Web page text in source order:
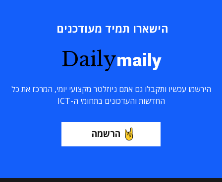
הישארו תמיד מעודכנים
Dailymaily
הירשמו עכשיו ותקבלו גם אתם ניוזלטר מקצועי יומי, המרכז את כל
החדשות והעדכונים בתחומי ה-ICT
הרשמה